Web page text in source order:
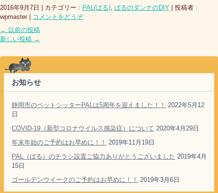
2016年9月7日 | カテゴリー : PAL(ぱる) ぱるのダンナのDIY | 投稿者 :
wpmaster | コメントをどうぞ
← 以前の投稿
新しい投稿 →
お知らせ
静岡市のペットシッターPALは5周年を迎えました！！
2022年5月12
日
COVID-19（新型コロナウイルス感染症）について 2020年4月29日
年末年始のご予約はお早めに！！
2019年11月19日
PAL（ぱる）のチラシ設置ご協力ありがとうございました 2019年4月
15日
ゴールデンウイークのご予約はお早めに！！
2019年3月6日